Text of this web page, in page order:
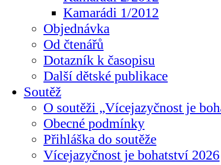
Kamarádi 1/2012
Objednávka
Od čtenářů
Dotazník k časopisu
Další dětské publikace
Soutěž
O soutěži „Vícejazyčnost je
Obecné podmínky
Přihláška do soutěže
Vícejazyčnost je bohatství 2026